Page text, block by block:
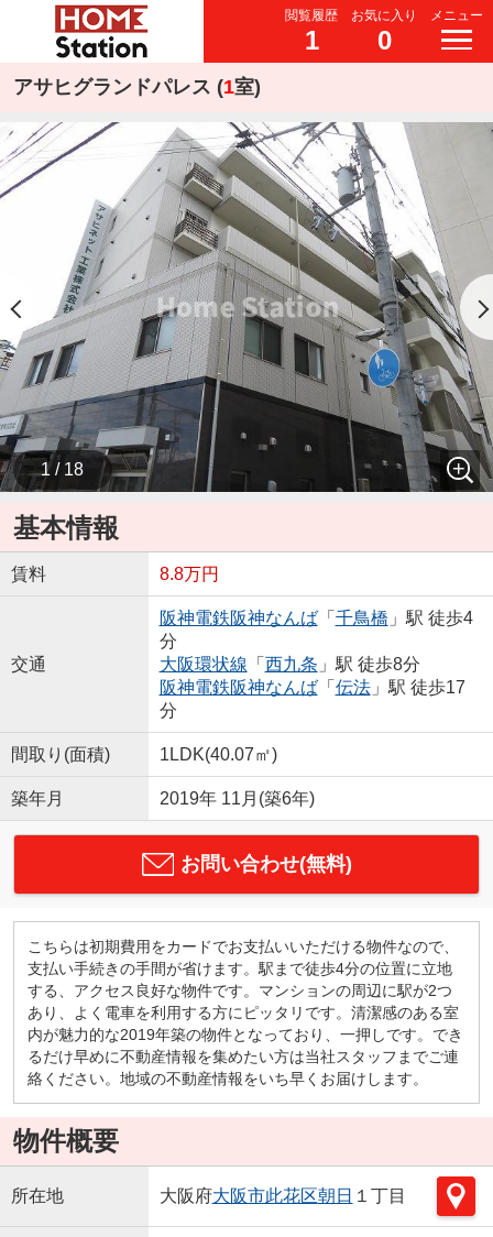
閲覧履歴
1
お気に入り
0
メニュー
アサヒグランドパレス (1室)
1 / 18
基本情報
賃料 8.8万円
交通
阪神電鉄阪神なんば「 千鳥橋 」駅 徒歩4
分
大阪環状線 「 西九条 」駅 徒歩8分
阪神電鉄阪神なんば「 伝法」駅 徒歩17
分
間取り(面積) 1LDK(40.07㎡)
築年月 2019年 11月(築6年)
お問い合わせ(無料)
こちらは初期費用をカードでお支払いいただける物件なので、
支払い手続きの手間が省けます。駅まで徒歩4分の位置に立地
する、アクセス良好な物件です。マンションの周辺に駅が2つ
あり、よく電車を利用する方にピッタリです。清潔感のある室
内が魅力的な2019年築の物件となっており、一押しです。でき
るだけ早めに不動産情報を集めたい方は当社スタッフまでご連
絡ください。地域の不動産情報をいち早くお届けします。
物件概要
所在地 大阪府大阪市此花区朝日 １丁目